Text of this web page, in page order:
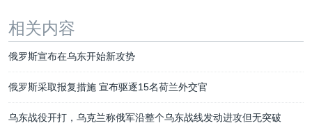
相关内容
俄罗斯宣布在乌东开始新攻势
俄罗斯采取报复措施 宣布驱逐15名荷兰外交官
乌东战役开打，乌克兰称俄军沿整个乌东战线发动进攻但无突破